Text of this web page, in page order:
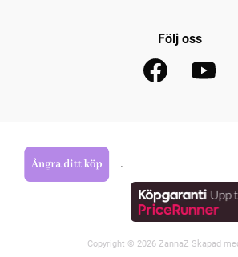
Följ oss
Copyright © 2026 ZannaZ Skapad